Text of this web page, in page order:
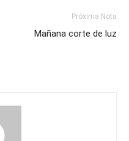
Próxima Nota
Mañana corte de luz